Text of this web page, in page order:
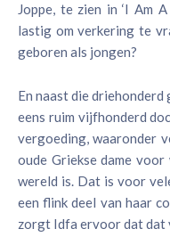
Joppe, te zien in ‘I Am
lastig om verkering te
geboren als jongen?
En naast die
eens ruim vijfhonderd
vergoeding, waaronder
oude Griekse dame
wereld is. Dat is voor
een flink deel van haar
zorgt Idfa ervoor dat dat